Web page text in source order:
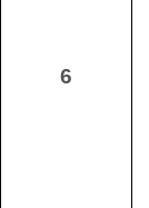
6